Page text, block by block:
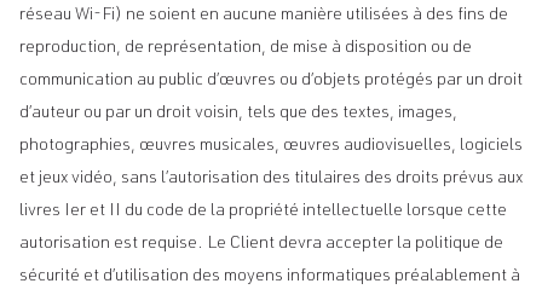
réseau Wi-Fi) ne soient en aucune manière utilisées à des fins de
reproduction, de représentation, de mise à disposition ou de
communication au public d’œuvres ou d’objets protégés par un droit
d’auteur ou par un droit voisin, tels que des textes, images,
photographies, œuvres musicales, œuvres audiovisuelles, logiciels
et jeux vidéo, sans l’autorisation des titulaires des droits prévus aux
livres Ier et II du code de la propriété intellectuelle lorsque cette
autorisation est requise. Le Client devra accepter la politique de
sécurité et d’utilisation des moyens informatiques préalablement à